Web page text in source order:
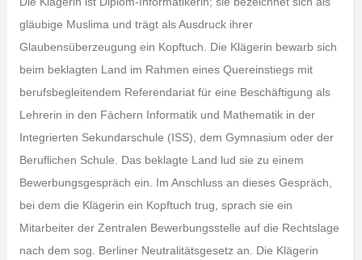
gläubige Muslima und trägt als Ausdruck ihrer
Glaubensüberzeugung ein Kopftuch. Die Klägerin bewarb sich
beim beklagten Land im Rahmen eines Quereinstiegs mit
berufsbegleitendem Referendariat für eine Beschäftigung als
Lehrerin in den Fächern Informatik und Mathematik in der
Integrierten Sekundarschule (ISS), dem Gymnasium oder der
Beruflichen Schule. Das beklagte Land lud sie zu einem
Bewerbungsgespräch ein. Im Anschluss an dieses Gespräch,
bei dem die Klägerin ein Kopftuch trug, sprach sie ein
Mitarbeiter der Zentralen Bewerbungsstelle auf die Rechtslage
nach dem sog. Berliner Neutralitätsgesetz an. Die Klägerin